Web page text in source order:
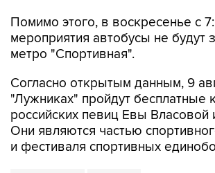
Помимо этого, в воскресенье с
мероприятия автобусы не будут
метро "Спортивная".
Согласно открытым данным, 9
"Лужниках" пройдут бесплатные
российских певиц Евы Власовой
Они являются частью
и фестиваля спортивных